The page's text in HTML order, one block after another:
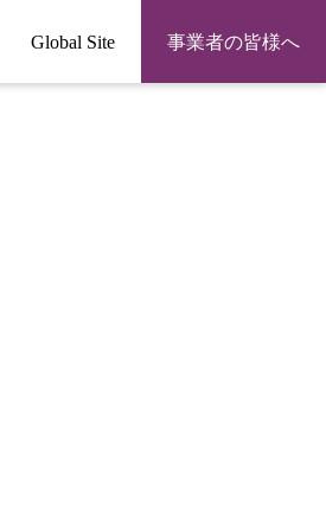
Global Site 事業者の皆様へ